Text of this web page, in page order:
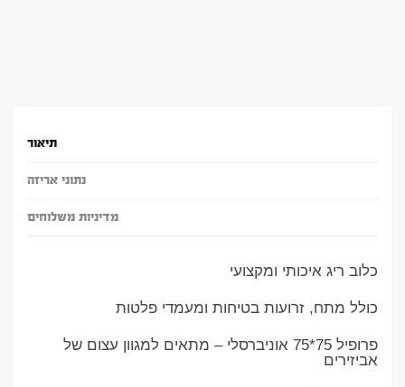
תיאור
נתוני אריזה
מדיניות משלוחים
כלוב ריג איכותי ומקצועי
כולל מתח, זרועות בטיחות ומעמדי פלטות
פרופיל 75*75 אוניברסלי – מתאים למגוון עצום של
אביזירים